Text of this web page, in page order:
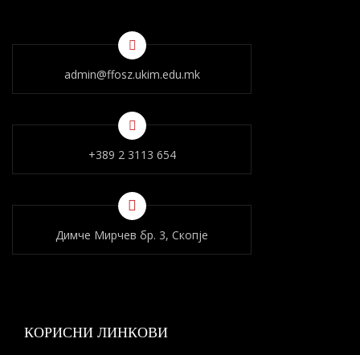
admin@ffosz.ukim.edu.mk
+389 2 3113 654
Димче Мирчев бр. 3, Скопје
КОРИСНИ ЛИНКОВИ